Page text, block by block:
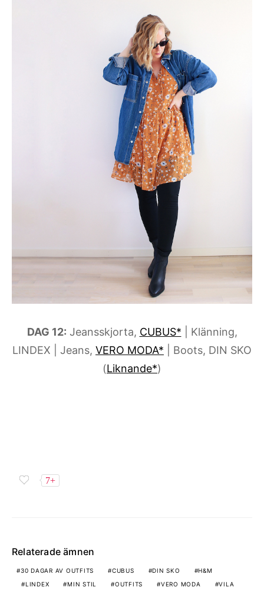
DAG 12: Jeansskjorta, CUBUS* | Klänning,
LINDEX | Jeans, VERO MODA* | Boots, DIN SKO
(Liknande*)
7+
Relaterade ämnen
30 DAGAR AV OUTFITS CUBUS DIN SKO
H&M
LINDEX
MIN STIL OUTFITS VERO MODA VILA